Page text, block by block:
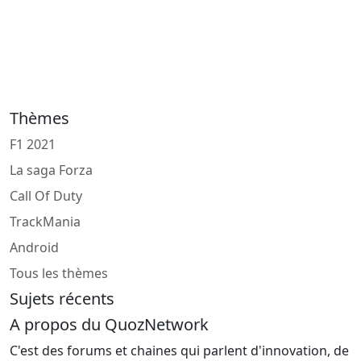
Thèmes
F1 2021
La saga Forza
Call Of Duty
TrackMania
Android
Tous les thèmes
Sujets récents
A propos du QuozNetwork
C'est des forums et chaines qui parlent d'innovation, de